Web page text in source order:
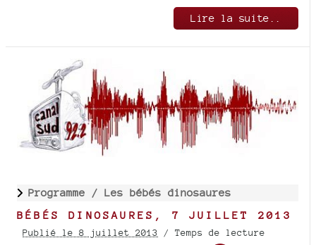
Lire la suite..
Programme / Les bébés dinosaures
BÉBÉS DINOSAURES, 7 JUILLET 2013
Publié le 8 juillet 2013 / Temps de lecture